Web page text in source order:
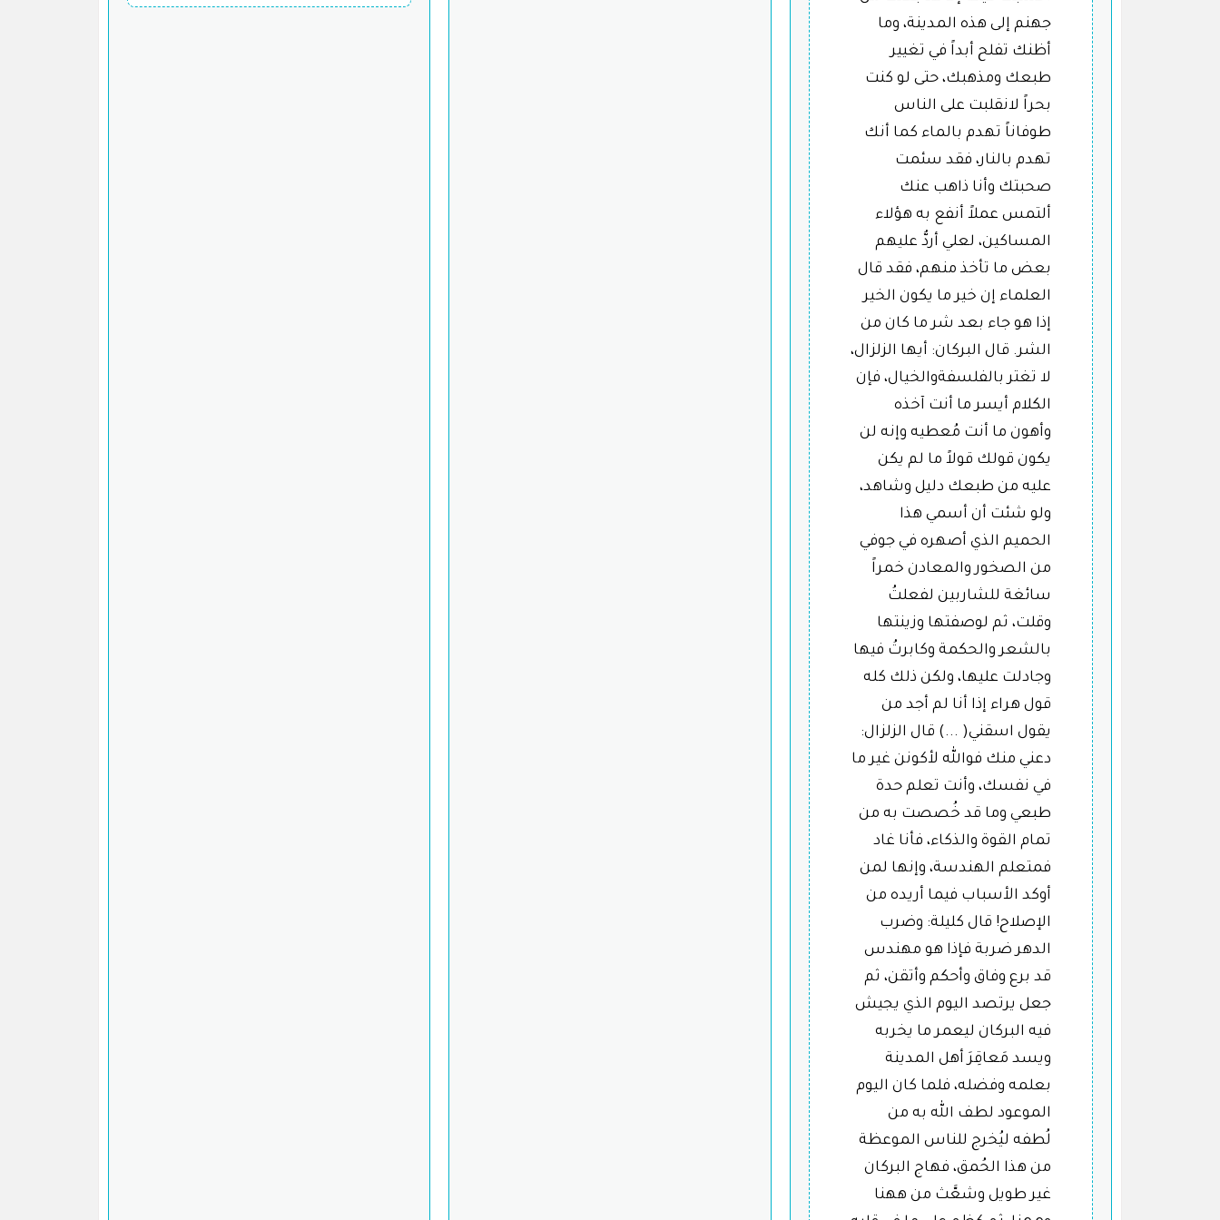
جهنم إلى هذه المدينة، وما
أظنك تفلح أبداً في تغيير
طبعك ومذهبك، حتى لو كنت
بحراً لانقلبت على الناس
طوفاناً تهدم بالماء كما أنك
تهدم بالنار، فقد سئمت
صحبتك وأنا ذاهب عنك
ألتمس عملاً أنفع به هؤلاء
المساكين، لعلي أردُّ عليهم
بعض ما تأخذ منهم، فقد قال
العلماء إن خير ما يكون الخير
إذا هو جاء بعد شر ما كان من
الشر. قال البركان: أيها الزلزال،
لا تغتر بالفلسفةوالخيال، فإن
الكلام أيسر ما أنت آخذه
وأهون ما أنت مُعطيه وإنه لن
يكون قولك قولاً ما لم يكن
عليه من طبعك دليل وشاهد،
ولو شئت أن أسمي هذا
الحميم الذي أصهره في جوفي
من الصخور والمعادن خمراً
سائغة للشاربين لفعلتُ
وقلت، ثم لوصفتها وزينتها
بالشعر والحكمة وكابرتُ فيها
وجادلت عليها، ولكن ذلك كله
قول هراء إذا أنا لم أجد من
يقول اسقني( ...) قال الزلزال:
دعني منك فوالله لأكونن غير ما
في نفسك، وأنت تعلم حدة
طبعي وما قد خُصصت به من
تمام القوة والذكاء، فأنا غاد
فمتعلم الهندسة، وإنها لمن
أوكد الأسباب فيما أريده من
الإصلاح! قال كليلة: وضرب
الدهر ضربة فإذا هو مهندس
قد برع وفاق وأحكم وأتقن، ثم
جعل يرتصد اليوم الذي يجيش
فيه البركان ليعمر ما يخربه
ويسد مَعاقِرَ أهل المدينة
بعلمه وفضله، فلما كان اليوم
الموعود لطف الله به من
لُطفه ليُخرج للناس الموعظة
من هذا الحُمق، فهاج البركان
غير طويل وشعَّث من ههنا